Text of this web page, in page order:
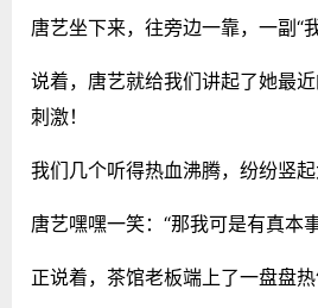
唐艺坐下来，往旁边一靠，一副“
说着，唐艺就给我们讲起了她最
刺激！
我们几个听得热血沸腾，纷纷竖
唐艺嘿嘿一笑：“那我可是有真本
正说着，茶馆老板端上了一盘盘